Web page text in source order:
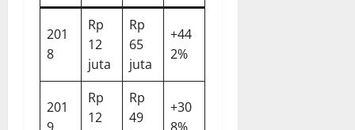
201
8
Rp
12
juta
Rp
65
juta
+44
2%
201
Rp
12
Rp
49
+30